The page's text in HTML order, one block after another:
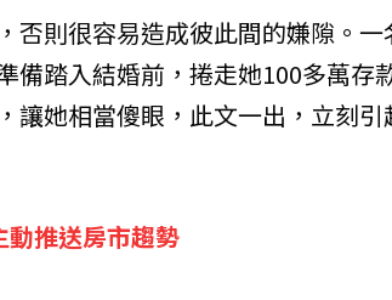
否則很容易造成彼此間的嫌隙。一
備踏入結婚前，捲走她100多萬存
讓她相當傻眼，此文一出，立刻引
推送房市趨勢